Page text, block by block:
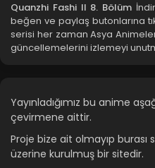
Quanzhi Fashi
Blm 4 - Eylül 14,
Blm 3 - Eylül 14,
Quanzhi Fashi
Blm 2 - Eylül 14,
Quanzhi Fashi II 8. Bölüm
beğen ve paylaş butonlarına
serisi her zaman Asya
güncellemelerini izlemeyi
Yayınladığımız bu anime
çevirmene aittir.
Proje bize ait olmayıp
üzerine kurulmuş bir sitedir.